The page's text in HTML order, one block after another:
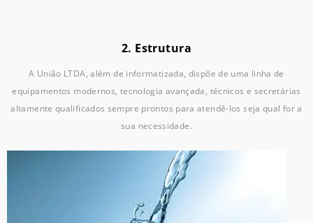
2. Estrutura
A União LTDA, além de informatizada, dispõe de uma linha de
equipamentos modernos, tecnologia avançada, técnicos e secretárias
altamente qualificados sempre prontos para atendê-los seja qual for a
sua necessidade.